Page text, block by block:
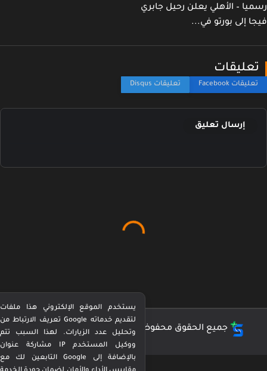
– الأهلي يعلن رحيل جابري
إلى بورتو في...
إرسال تعليق
جميع الحقوق محفوظة © كورة بيرفكت Perfect Kora
يستخدم الموقع الإلكتروني هذا ملفات
تعريف الارتباط من Google لتقديم خدماته
وتحليل عدد الزيارات. لهذا السبب تتم
مشاركة عنوان IP ووكيل المستخدم
التابعين لك مع Google بالإضافة إلى